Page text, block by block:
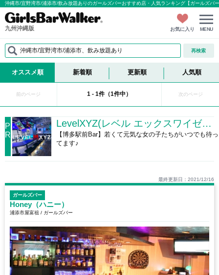
沖縄市/宜野湾市/浦添市/飲み放題ありのガールズバーおすすめ店・人気ランキング【ガールズバ
九州沖縄版 お気に入り MENU
沖縄市/宜野湾市/浦添市、飲み放題あり 再検索
オススメ順 新着順 更新順 人気順
前のページ 1 - 1件（1件中） 次のページ
P
R
LevelXYZ(レベル エックスワイゼット)
【博多駅前Bar】若くて元気な女の子たちがいつでも待っ
てます♪
最終更新日：2021/12/16
ガールズバー
Honey（ハニー）
浦添市屋富祖 / ガールズバー